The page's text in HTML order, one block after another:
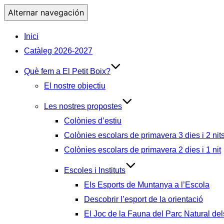
Alternar navegación
Inici
Catàleg 2026-2027
Què fem a El Petit Boix?
El nostre objectiu
Les nostres propostes
Colònies d’estiu
Colònies escolars de primavera 3 dies i 2
Colònies escolars de primavera 2 dies i 1 nit
Escoles i Instituts
Els Esports de Muntanya a l’Escola
Descobrir l’esport de la orientació
El Joc de la Fauna del Parc Natural